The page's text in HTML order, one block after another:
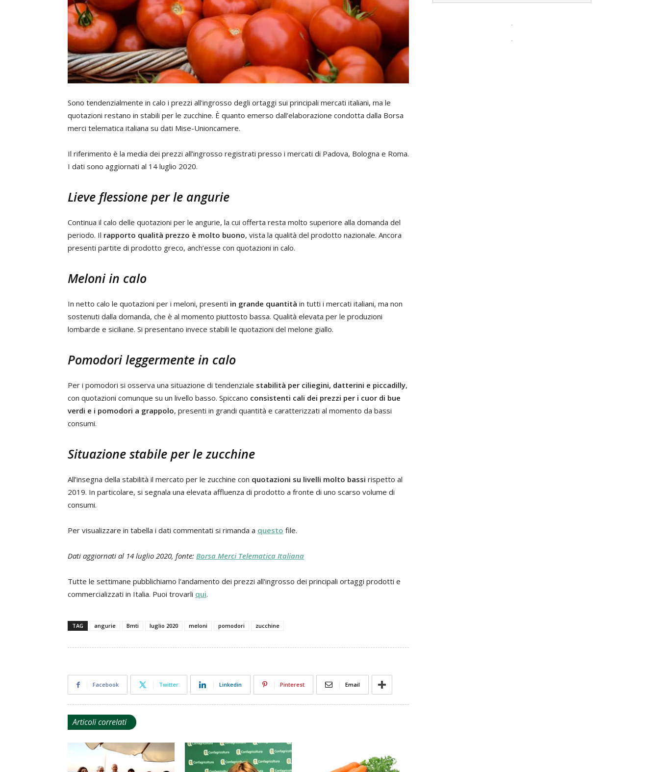
Sono tendenzialmente in calo i prezzi all'ingrosso degli ortaggi sui principali mercati italiani, ma le
quotazioni restano in stabili per le zucchine. È quanto emerso dall’elaborazione condotta dalla Borsa
merci telematica italiana su dati Mise-Unioncamere.
Il riferimento è la media dei prezzi all’ingrosso registrati presso i mercati di Padova, Bologna e Roma.
I dati sono aggiornati al 14 luglio 2020.
Lieve flessione per le angurie
Continua il calo delle quotazioni per le angurie, la cui offerta resta molto superiore alla domanda del
periodo. Il rapporto qualità prezzo è molto buono, vista la qualità del prodotto nazionale. Ancora
presenti partite di prodotto greco, anch’esse con quotazioni in calo.
Meloni in calo
In netto calo le quotazioni per i meloni, presenti in grande quantità in tutti i mercati italiani, ma non
sostenuti dalla domanda, che è al momento piuttosto bassa. Qualità elevata per le produzioni
lombarde e siciliane. Si presentano invece stabili le quotazioni del melone giallo.
Pomodori leggermente in calo
Per i pomodori si osserva una situazione di tendenziale stabilità per ciliegini, datterini e piccadilly,
con quotazioni comunque su un livello basso. Spiccano consistenti cali dei prezzi per i cuor di bue
verdi e i pomodori a grappolo, presenti in grandi quantità e caratterizzati al momento da bassi
consumi.
Situazione stabile per le zucchine
All’insegna della stabilità il mercato per le zucchine con quotazioni su livelli molto bassi rispetto al
2019. In particolare, si segnala una elevata affluenza di prodotto a fronte di uno scarso volume di
consumi.
Per visualizzare in tabella i dati commentati si rimanda a questo file.
Dati aggiornati al 14 luglio 2020, fonte: Borsa Merci Telematica Italiana
Tutte le settimane pubblichiamo l'andamento dei prezzi all'ingrosso dei principali ortaggi prodotti e
commercializzati in Italia. Puoi trovarli qui.
TAG angurie Bmti luglio 2020 meloni pomodori zucchine
Facebook Twitter Linkedin Pinterest Email
Articoli correlati